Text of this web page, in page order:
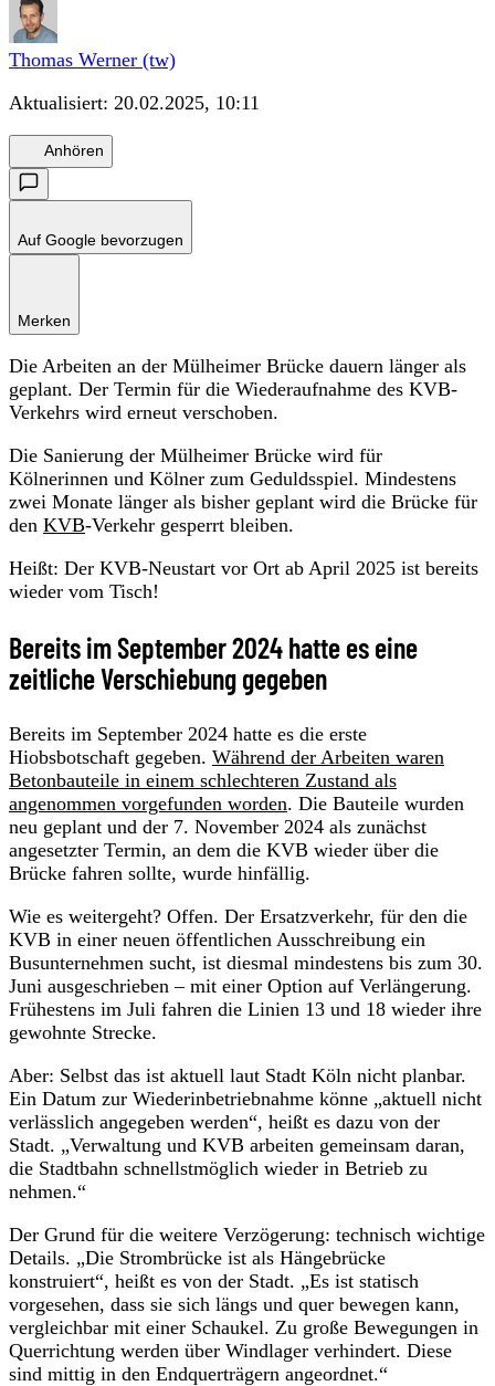
Thomas Werner (tw)
Aktualisiert: 20.02.2025, 10:11
Anhören
Auf Google bevorzugen
Merken
Die Arbeiten an der Mülheimer Brücke dauern länger als
geplant. Der Termin für die Wiederaufnahme des KVB-
Verkehrs wird erneut verschoben.
Die Sanierung der Mülheimer Brücke wird für
Kölnerinnen und Kölner zum Geduldsspiel. Mindestens
zwei Monate länger als bisher geplant wird die Brücke für
den KVB-Verkehr gesperrt bleiben.
Heißt: Der KVB-Neustart vor Ort ab April 2025 ist bereits
wieder vom Tisch!
Bereits im September 2024 hatte es eine
zeitliche Verschiebung gegeben
Bereits im September 2024 hatte es die erste
Hiobsbotschaft gegeben. Während der Arbeiten waren
Betonbauteile in einem schlechteren Zustand als
angenommen vorgefunden worden. Die Bauteile wurden
neu geplant und der 7. November 2024 als zunächst
angesetzter Termin, an dem die KVB wieder über die
Brücke fahren sollte, wurde hinfällig.
Wie es weitergeht? Offen. Der Ersatzverkehr, für den die
KVB in einer neuen öffentlichen Ausschreibung ein
Busunternehmen sucht, ist diesmal mindestens bis zum 30.
Juni ausgeschrieben – mit einer Option auf Verlängerung.
Frühestens im Juli fahren die Linien 13 und 18 wieder ihre
gewohnte Strecke.
Aber: Selbst das ist aktuell laut Stadt Köln nicht planbar.
Ein Datum zur Wiederinbetriebnahme könne „aktuell nicht
verlässlich angegeben werden“, heißt es dazu von der
Stadt. „Verwaltung und KVB arbeiten gemeinsam daran,
die Stadtbahn schnellstmöglich wieder in Betrieb zu
nehmen.“
Der Grund für die weitere Verzögerung: technisch wichtige
Details. „Die Strombrücke ist als Hängebrücke
konstruiert“, heißt es von der Stadt. „Es ist statisch
vorgesehen, dass sie sich längs und quer bewegen kann,
vergleichbar mit einer Schaukel. Zu große Bewegungen in
Querrichtung werden über Windlager verhindert. Diese
sind mittig in den Endquerträgern angeordnet.“